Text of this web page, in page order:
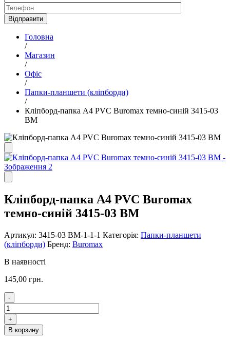
Головна
/
Магазин
/
Офіс
/
Папки-планшети (кліпборди)
/
Кліпборд-папка А4 PVC Buromax темно-синій 3415-03
BM
Кліпборд-папка А4 PVC Buromax
темно-синій 3415-03 BM
Артикул: 3415-03 ВМ-1-1-1 Категорія: Папки-планшети
(кліпборди) Бренд: Buromax
В наявності
145,00 грн.
-
Кліпборд-
папка
А4
PVC
+
В корзину